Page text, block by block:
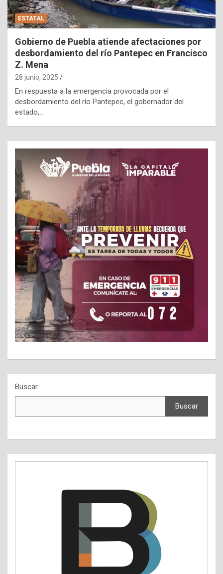
ESTATAL
Gobierno de Puebla atiende afectaciones por
desbordamiento del río Pantepec en Francisco
Z. Mena
28 junio, 2025
En respuesta a la emergencia provocada por el
desbordamiento del río Pantepec, el gobernador del
estado,…
Buscar
Buscar